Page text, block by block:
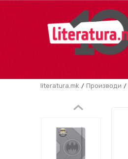
literatura.mk Производи